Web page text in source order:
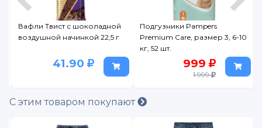
Подгузники Pampers
Premium Care, размер 3, 6-10
999
Кашка Фрутоняня молочная
гречневая с яблоками,
готовая, 200мл
72.90
С этим товаром покупают